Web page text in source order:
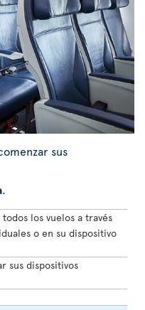
sus
.
los vuelos a través
o en su dispositivo
sus dispositivos